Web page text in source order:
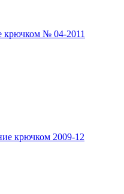
крючком № 04-2011
крючком 2009-12